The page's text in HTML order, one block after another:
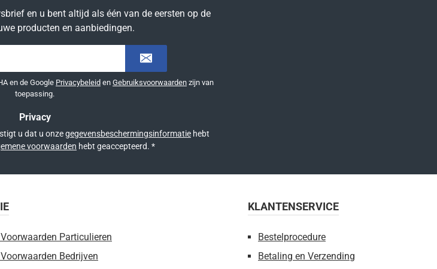
en u bent altijd als één van de eersten op de
producten en aanbiedingen.
en de Google Privacybeleid en Gebruiksvoorwaarden zijn van
toepassing.
Privacy
u dat u onzegegevensbeschermingsinformatie hebt
voorwaarden hebt geaccepteerd. *
Particulieren
Bedrijven
KLANTENSERVICE
Bestelprocedure
Betaling en Verzending